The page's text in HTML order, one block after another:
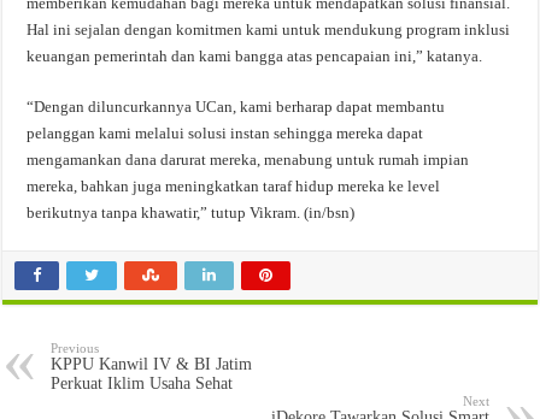
Hal ini sejalan dengan komitmen kami untuk mendukung program inklusi
keuangan pemerintah dan kami bangga atas pencapaian ini,” katanya.
“Dengan diluncurkannya UCan, kami berharap dapat membantu
pelanggan kami melalui solusi instan sehingga mereka dapat
mengamankan dana darurat mereka, menabung untuk rumah impian
mereka, bahkan juga meningkatkan taraf hidup mereka ke level
berikutnya tanpa khawatir,” tutup Vikram. (in/bsn)
Previous
KPPU Kanwil IV & BI Jatim
Perkuat Iklim Usaha Sehat
Next